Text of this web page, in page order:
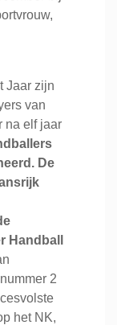
Jaar zijn
van
na elf jaar
De
Handball
2
het NK,